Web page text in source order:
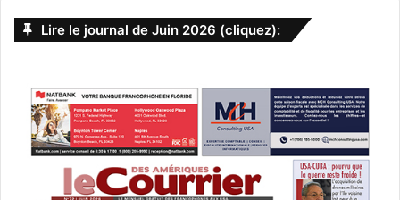
Lire le journal de Juin 2026 (cliquez):